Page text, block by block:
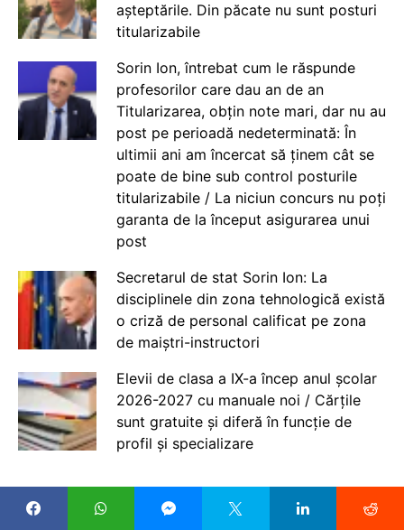
așteptările. Din păcate nu sunt posturi
titularizabile
Sorin Ion, întrebat cum le răspunde
profesorilor care dau an de an
Titularizarea, obțin note mari, dar nu au
post pe perioadă nedeterminată: În
ultimii ani am încercat să ținem cât se
poate de bine sub control posturile
titularizabile / La niciun concurs nu poți
garanta de la început asigurarea unui
post
Secretarul de stat Sorin Ion: La
disciplinele din zona tehnologică există
o criză de personal calificat pe zona
de maiștri-instructori
Elevii de clasa a IX-a încep anul școlar
2026-2027 cu manuale noi / Cărțile
sunt gratuite și diferă în funcție de
profil și specializare
CELE MAI NOI